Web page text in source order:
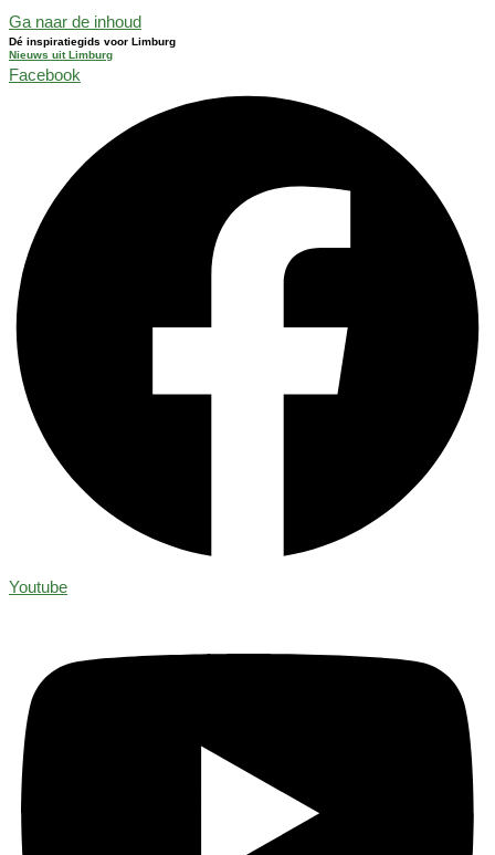
Ga naar de inhoud
Dé inspiratiegids voor Limburg
Nieuws uit Limburg
Facebook
Youtube